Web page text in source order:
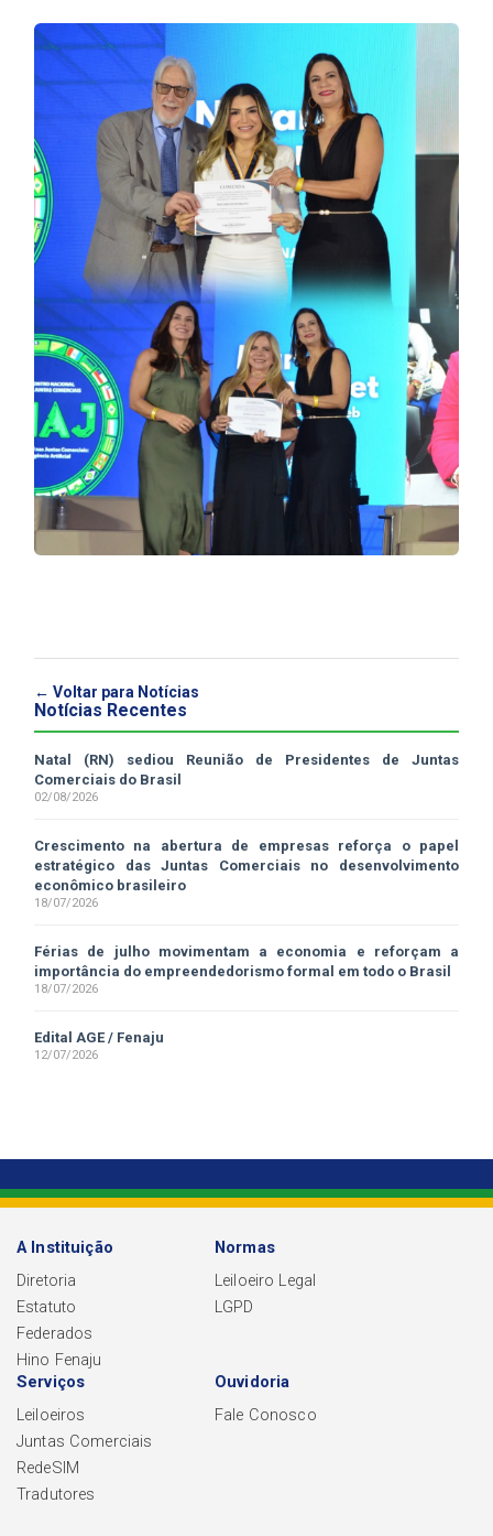
← Voltar para Notícias
Notícias Recentes
Natal (RN) sediou Reunião de Presidentes de Juntas
Comerciais do Brasil
02/08/2026
Crescimento na abertura de empresas reforça o papel
estratégico das Juntas Comerciais no desenvolvimento
econômico brasileiro
18/07/2026
Férias de julho movimentam a economia e reforçam a
importância do empreendedorismo formal em todo o Brasil
18/07/2026
Edital AGE / Fenaju
12/07/2026
A Instituição
Diretoria
Estatuto
Federados
Hino Fenaju
Normas
Leiloeiro Legal
LGPD
Serviços
Leiloeiros
Juntas Comerciais
RedeSIM
Tradutores
Ouvidoria
Fale Conosco